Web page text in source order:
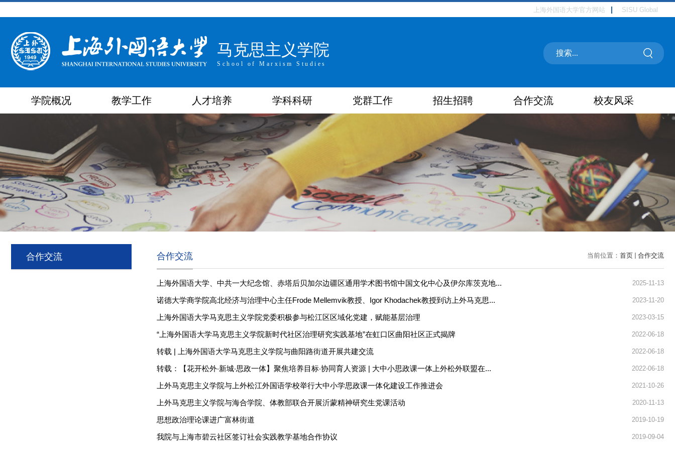
上海外国语大学官方网站 SISU Global
马克思主义学院
School of Marxism Studies
学院概况 教学工作 人才培养 学科科研 党群工作 招生招聘 合作交流 校友风采
合作交流 当前位置： 首页 合作交流
合作交流
2025-11-13
上海外国语大学、中共一大纪念馆、赤塔后贝加尔边疆区通用学术图书馆中国文化中心及伊尔库茨克地...
2023-11-20
诺德大学商学院高北经济与治理中心主任Frode Mellemvik教授、Igor Khodachek教授到访上外马克思...
2023-03-15
上海外国语大学马克思主义学院党委积极参与松江区区域化党建，赋能基层治理
2022-06-18
“上海外国语大学马克思主义学院新时代社区治理研究实践基地”在虹口区曲阳社区正式揭牌
2022-06-18
转载 | 上海外国语大学马克思主义学院与曲阳路街道开展共建交流
2022-06-18
转载：【花开松外·新城·思政一体】聚焦培养目标·协同育人资源 | 大中小思政课一体上外松外联盟在...
2021-10-26
上外马克思主义学院与上外松江外国语学校举行大中小学思政课一体化建设工作推进会
2020-11-13
上外马克思主义学院与海合学院、体教部联合开展沂蒙精神研究生党课活动
2019-10-19
思想政治理论课进广富林街道
2019-09-04
我院与上海市碧云社区签订社会实践教学基地合作协议